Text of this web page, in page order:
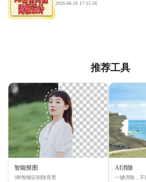
2026-06-26 17:15:56
推荐工具
智能抠图
3秒智能识别除背景
AI消除
一键消除，不